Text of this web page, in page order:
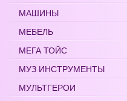
МАШИНЫ
МЕБЕЛЬ
МЕГА ТОЙС
МУЗ ИНСТРУМЕНТЫ
МУЛЬТГЕРОИ